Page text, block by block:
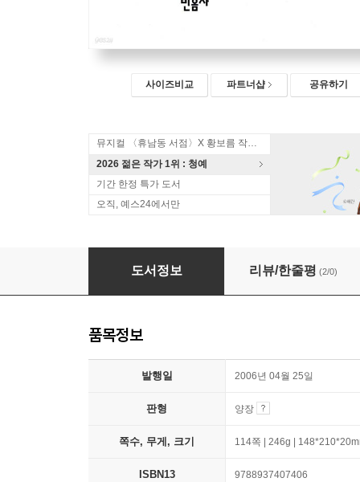
사이즈비교 파트너샵 공유하기
2026 젊은 작가 1위 : 청예
기간 한정 특가 도서
오직, 예스24에서만
칸트의 동물원
도서정보 리뷰/한줄평 (2/0)
품목정보
발행일 2006년 04월 25일
판형 양장
쪽수, 무게, 크기 114쪽 | 246g |
ISBN13 9788937407406